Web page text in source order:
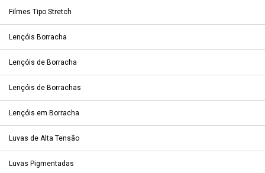
Filmes Tipo Stretch
Lençóis Borracha
Lençóis de Borracha
Lençóis de Borrachas
Lençóis em Borracha
Luvas de Alta Tensão
Luvas Pigmentadas